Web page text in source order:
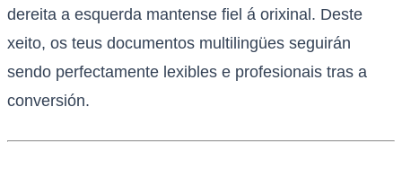
dereita a esquerda mantense fiel á orixinal. Deste
xeito, os teus documentos multilingües seguirán
sendo perfectamente lexibles e profesionais tras a
conversión.